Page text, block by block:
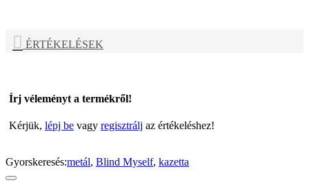
ÉRTÉKELÉSEK
Írj véleményt a termékről!
Kérjük, lépj be vagy regisztrálj az értékeléshez!
Gyorskeresés:metál, Blind Myself, kazetta